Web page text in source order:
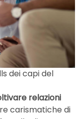
dei capi del
relazioni
carismatiche di